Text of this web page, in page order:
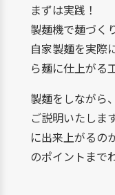
まずは実践！
製麺機で麺づく
自家製麺を実際
ら麺に仕上がる
製麺をしながら
ご説明いたしま
に出来上がるの
のポイントまで